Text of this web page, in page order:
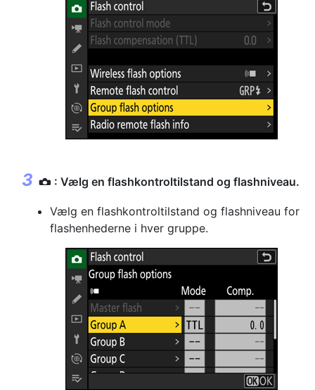
C : Vælg en flashkontroltilstand og flashniveau.
Vælg en flashkontroltilstand og flashniveau for
flashenhederne i hver gruppe.